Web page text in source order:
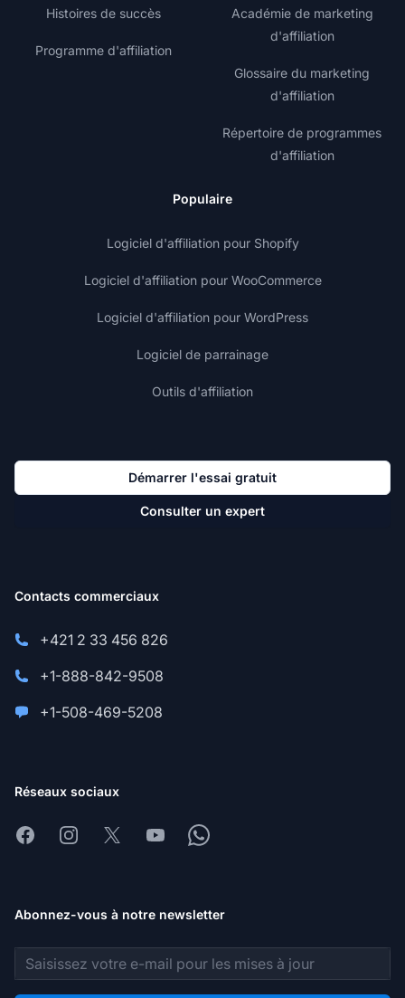
Histoires de succès
Programme d'affiliation
Académie de marketing
d'affiliation
Glossaire du marketing
d'affiliation
Répertoire de programmes
d'affiliation
Populaire
Logiciel d'affiliation pour Shopify
Logiciel d'affiliation pour WooCommerce
Logiciel d'affiliation pour WordPress
Logiciel de parrainage
Outils d'affiliation
Démarrer l'essai gratuit
Consulter un expert
Contacts commerciaux
+421 2 33 456 826
+1-888-842-9508
+1-508-469-5208
Réseaux sociaux
FacebookInstagram
X YoutubeWhatsapp
Abonnez-vous à notre newsletter
Adresse e-mail